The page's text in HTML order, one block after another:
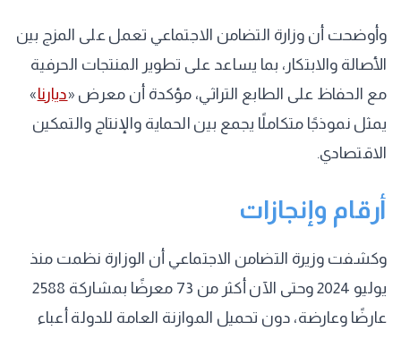
وأوضحت أن وزارة التضامن الاجتماعي تعمل على المزج بين
الأصالة والابتكار، بما يساعد على تطوير المنتجات الحرفية
مع الحفاظ على الطابع التراثي، مؤكدة أن معرض «ديارنا»
يمثل نموذجًا متكاملًا يجمع بين الحماية والإنتاج والتمكين
الاقتصادي.
أرقام وإنجازات
وكشفت وزيرة التضامن الاجتماعي أن الوزارة نظمت منذ
يوليو 2024 وحتى الآن أكثر من 73 معرضًا بمشاركة 2588
عارضًا وعارضة، دون تحميل الموازنة العامة للدولة أعباء